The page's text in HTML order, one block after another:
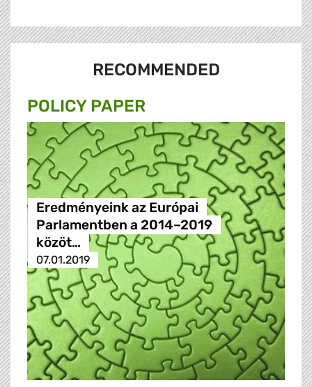
RECOMMENDED
POLICY PAPER
Eredményeink az Európai
Parlamentben a 2014–2019
közöt…
07.01.2019